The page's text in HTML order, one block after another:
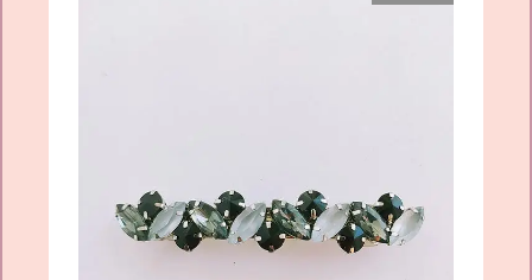
Florales
Varios
Boinas
Vinchas
Aros
Guantes